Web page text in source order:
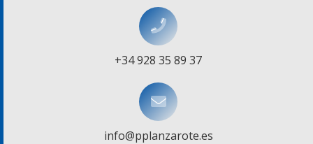
+34 928 35 89 37
info@pplanzarote.es